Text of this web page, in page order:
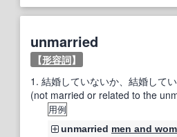
unmarried
【形容詞】
1. 結婚していないか、結婚して
(not married or related to the
用例
unmarried men and